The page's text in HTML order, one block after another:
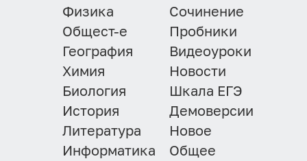
Физика
Общест-е
География
Химия
Биология
История
Литература
Информатика
Сочинение
Пробники
Видеоуроки
Новости
Шкала ЕГЭ
Демоверсии
Новое
Общее